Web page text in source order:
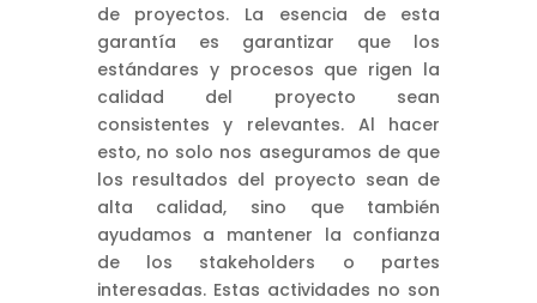
de proyectos. La esencia de esta
garantía es garantizar que los
estándares y procesos que rigen la
calidad del proyecto sean
consistentes y relevantes. Al hacer
esto, no solo nos aseguramos de que
los resultados del proyecto sean de
alta calidad, sino que también
ayudamos a mantener la confianza
de los stakeholders o partes
interesadas. Estas actividades no son